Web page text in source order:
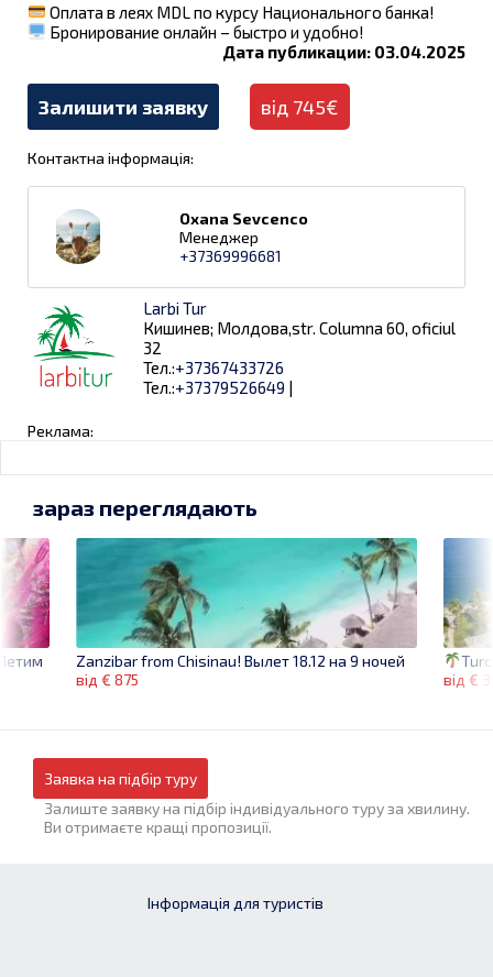
Оплата в леях MDL по курсу Национального банка!
Бронирование онлайн – быстро и удобно!
Дата публикации: 03.04.2025
Залишити заявку від 745€
Контактна інформація:
Oxana Sevcenco
Менеджер
+37369996681
Larbi Tur
Кишинев; Молдова,str. Columna 60, oficiul
32
Тел.:+37367433726
Тел.:+37379526649 |
Реклама:
від €
зараз переглядають
Zanzibar from Chisinau! Вылет 18.12 на 9 ночей
від € 875
Заявка на підбір туру
Залиште заявку на підбір індивідуального туру за хвилину.
Ви отримаєте кращі пропозиції.
Інформація для туристів